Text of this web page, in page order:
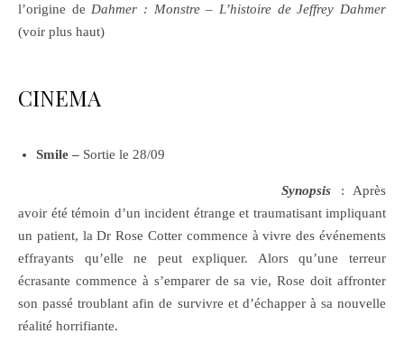
l’origine de Dahmer : Monstre – L’histoire de Jeffrey Dahmer
(voir plus haut)
CINEMA
Smile – Sortie le 28/09
Synopsis : Après
avoir été témoin d’un incident étrange et traumatisant impliquant
un patient, la Dr Rose Cotter commence à vivre des événements
effrayants qu’elle ne peut expliquer. Alors qu’une terreur
écrasante commence à s’emparer de sa vie, Rose doit affronter
son passé troublant afin de survivre et d’échapper à sa nouvelle
réalité horrifiante.